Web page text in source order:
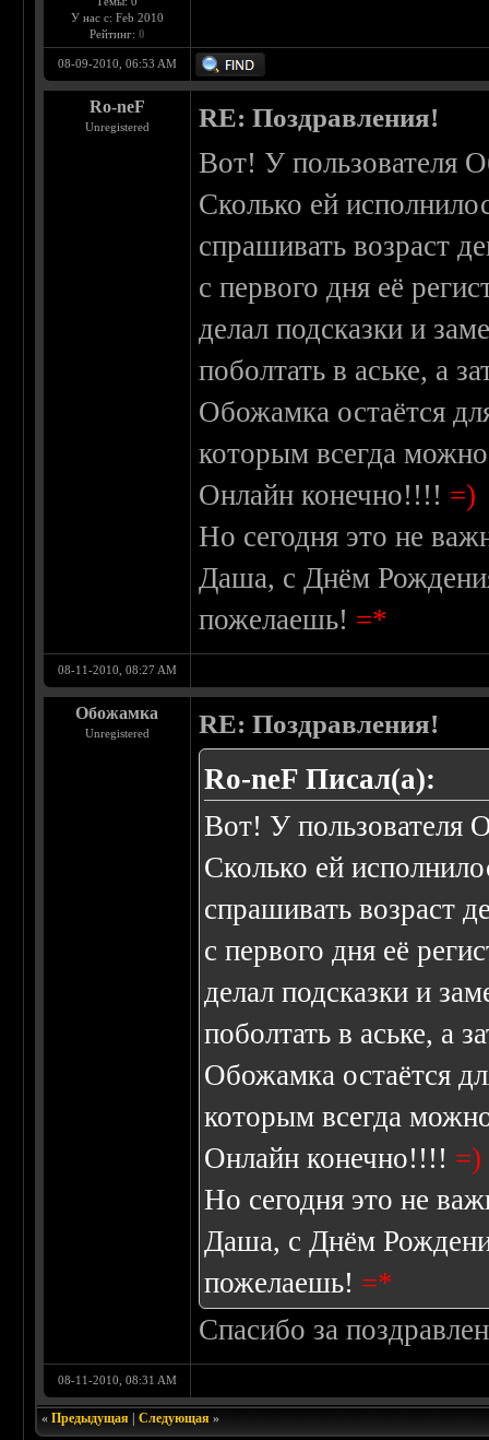
У нас с: Feb 2010
Рейтинг: 0
08-09-2010, 06:53 AM
Ro-neF
Unregistered RE: Поздравления!
Вот! У пользователя
Сколько ей
спрашивать возраст
с первого дня её
делал подсказки и
поболтать в аське, а
Обожамка остаётся
которым всегда
Онлайн конечно!!!! =)
Но сегодня это не
Даша, с Днём
пожелаешь! =*
08-11-2010, 08:27 AM
Обожамка
Unregistered RE: Поздравления!
Ro-neF Писал(а):
Вот! У пользователя
Сколько ей
спрашивать возраст
с первого дня её
делал подсказки и
поболтать в аське, а
Обожамка остаётся
которым всегда
Онлайн конечно!!!! =)
Но сегодня это не
Даша, с Днём
пожелаешь! =*
Спасибо за
08-11-2010, 08:31 AM
«Предыдущая |Следующая »